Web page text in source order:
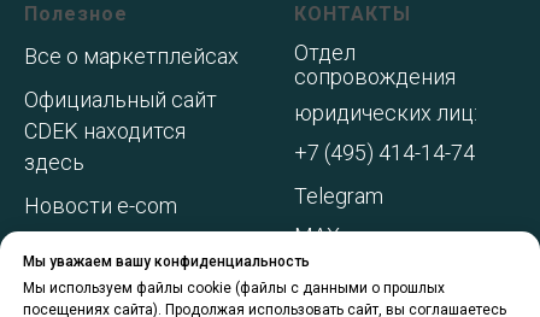
Мы уважаем вашу конфиденциальность
Мы используем файлы cookie (файлы с данными о прошлых
посещениях сайта). Продолжая использовать сайт, вы соглашаетесь
Полезное
Все о маркетплейсах
Официальный сайт
CDEK находится
здесь
Новости e-com
Акции и
КОНТАКТЫ
Отдел
сопровождения
юридических лиц:
+7 (495) 414-14-74
Telegram
MAX
WhatsApp